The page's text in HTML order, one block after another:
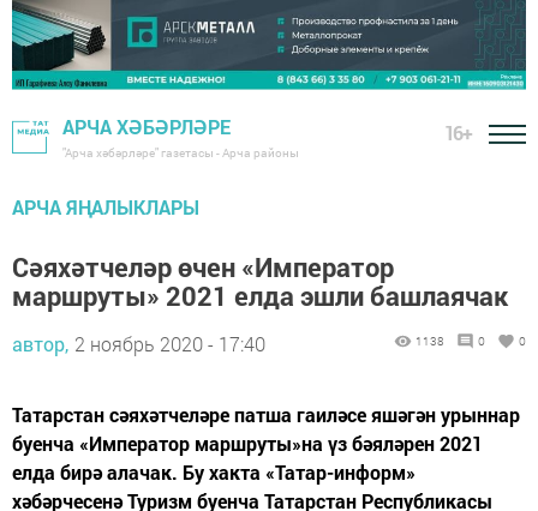
АРЧА ХӘБӘРЛӘРЕ
"Арча хәбәрләре" газетасы - Арча районы
16+
АРЧА ЯҢАЛЫКЛАРЫ
Сәяхәтчеләр өчен «Император
маршруты» 2021 елда эшли башлаячак
автор, 2 ноябрь 2020 - 17:40 1138 0 0
Татарстан сәяхәтчеләре патша гаиләсе яшәгән урыннар
буенча «Император маршруты»на үз бәяләрен 2021
елда бирә алачак. Бу хакта «Татар-информ»
хәбәрчесенә Туризм буенча Татарстан Республикасы